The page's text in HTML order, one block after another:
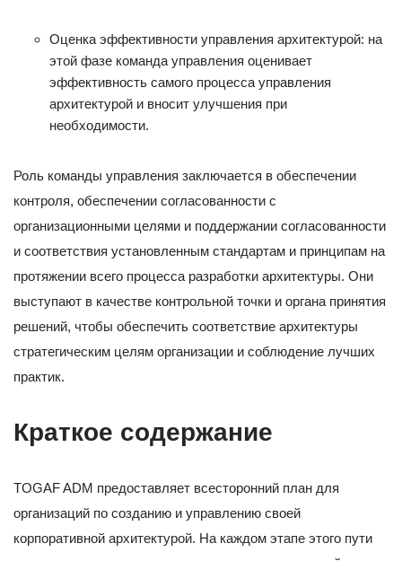
Оценка эффективности управления архитектурой: на
этой фазе команда управления оценивает
эффективность самого процесса управления
архитектурой и вносит улучшения при
необходимости.
Роль команды управления заключается в обеспечении
контроля, обеспечении согласованности с
организационными целями и поддержании согласованности
и соответствия установленным стандартам и принципам на
протяжении всего процесса разработки архитектуры. Они
выступают в качестве контрольной точки и органа принятия
решений, чтобы обеспечить соответствие архитектуры
стратегическим целям организации и соблюдение лучших
практик.
Краткое содержание
TOGAF ADM предоставляет всесторонний план для
организаций по созданию и управлению своей
корпоративной архитектурой. На каждом этапе этого пути